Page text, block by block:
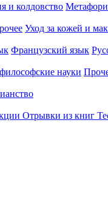
и колдовство
Уход за кожей и
Французский язык
науки
Отрывки из книг